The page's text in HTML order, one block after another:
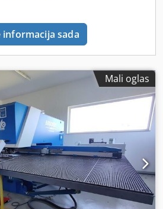
Crsdpfozkah Tjx Agysf +++
online aukcije! +++
informacija sada
Mali oglas